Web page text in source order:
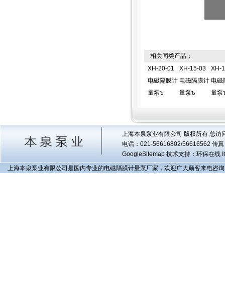
相关同类产品：
XH-20-01
电磁隔膜计
量泵ъ
XH-15-03
电磁隔膜计
量泵ъ
XH-
电磁
量泵
上海本泉泵业有限公司 版权所有 总访
电话：021-56616802/56616562 传
GoogleSitemap技术支持：环保在线
上海本泉泵业有限公司是国内专业的电磁隔膜计量泵厂家，欢迎广大顾客来电咨